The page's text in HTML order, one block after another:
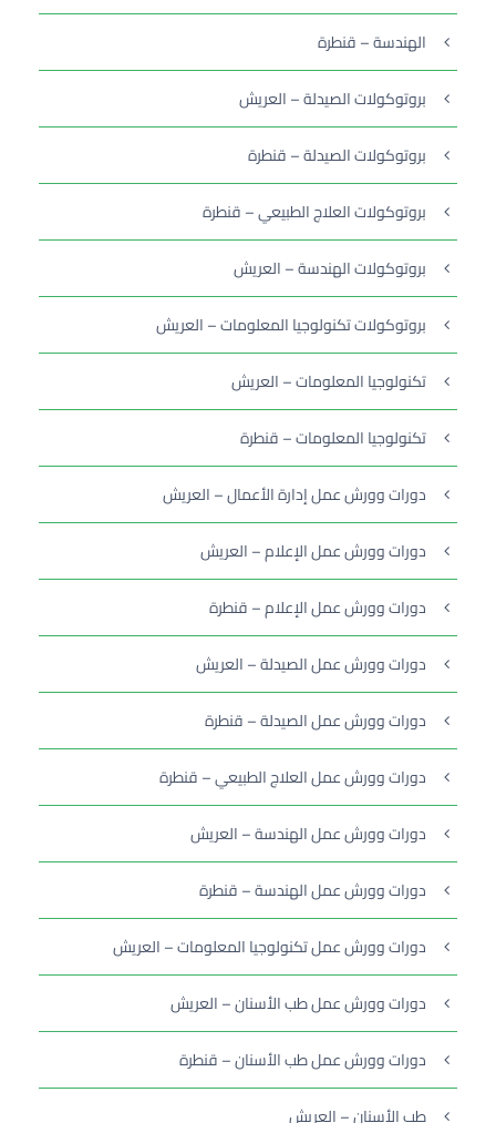
الهندسة – قنطرة
بروتوكولات الصيدلة – العريش
بروتوكولات الصيدلة – قنطرة
بروتوكولات العلاج الطبيعي – قنطرة
بروتوكولات الهندسة – العريش
بروتوكولات تكنولوجيا المعلومات – العريش
تكنولوجيا المعلومات – العريش
تكنولوجيا المعلومات – قنطرة
دورات وورش عمل إدارة الأعمال – العريش
دورات وورش عمل الإعلام – العريش
دورات وورش عمل الإعلام – قنطرة
دورات وورش عمل الصيدلة – العريش
دورات وورش عمل الصيدلة – قنطرة
دورات وورش عمل العلاج الطبيعي – قنطرة
دورات وورش عمل الهندسة – العريش
دورات وورش عمل الهندسة – قنطرة
دورات وورش عمل تكنولوجيا المعلومات – العريش
دورات وورش عمل طب الأسنان – العريش
دورات وورش عمل طب الأسنان – قنطرة
طب الأسنان – العريش